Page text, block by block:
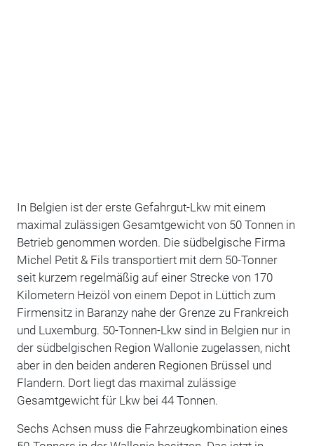
In Belgien ist der erste Gefahrgut-Lkw mit einem
maximal zulässigen Gesamtgewicht von 50 Tonnen in
Betrieb genommen worden. Die südbelgische Firma
Michel Petit & Fils transportiert mit dem 50-Tonner
seit kurzem regelmäßig auf einer Strecke von 170
Kilometern Heizöl von einem Depot in Lüttich zum
Firmensitz in Baranzy nahe der Grenze zu Frankreich
und Luxemburg. 50-Tonnen-Lkw sind in Belgien nur in
der südbelgischen Region Wallonie zugelassen, nicht
aber in den beiden anderen Regionen Brüssel und
Flandern. Dort liegt das maximal zulässige
Gesamtgewicht für Lkw bei 44 Tonnen.
Sechs Achsen muss die Fahrzeugkombination eines